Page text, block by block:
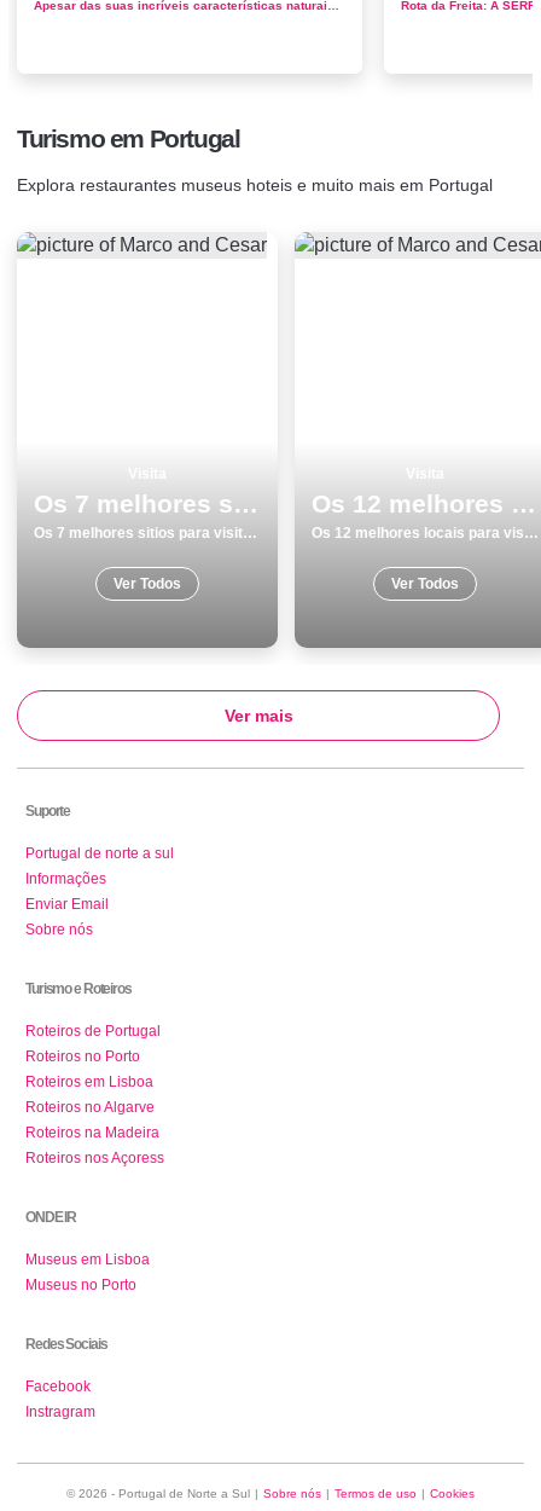
Turismo em Portugal
Explora restaurantes museus hoteis e muito mais em Portugal
Os 7 melhores sitios para visitar em Ericeira
Os 7 melhores sitios para visitar em Ericeira
Ver Todos
Os 12 melhores locais para visitar em Ãvora
Os 12 melhores locais para visitar em Ãvora
Ver Todos
Ver mais
Suporte
Portugal de norte a sul
Informações
Enviar Email
Sobre nós
Turismo e Roteiros
Roteiros de Portugal
Roteiros no Porto
Roteiros em Lisboa
Roteiros no Algarve
Roteiros na Madeira
Roteiros nos Açoress
ONDE IR
Museus em Lisboa
Museus no Porto
Redes Sociais
Facebook
Instragram
© 2026 - Portugal de Norte a Sul | Sobre nós | Termos de uso | Cookies